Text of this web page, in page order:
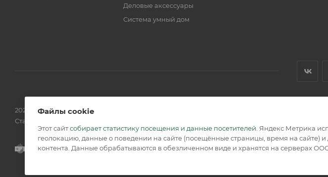
Деловые аксессуары
Система умный дом
2026 © Обращаем Ваше внимание на то, что вся информация, размещенная на сайте,
Статьи 437 (2) ГК РФ.
Файлы cookie
Этот сайтсобирает статистику посещения и данные посетителей . Яндекс Метрика
геолокацию, данные о поведении на сайте (посещённые страницы, время на сайте)
контента. Данные обрабатываются в обезличенном виде и хранятся на серверах